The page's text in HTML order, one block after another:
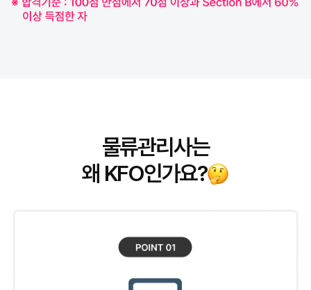
물류관리사는
왜 KFO인가요?